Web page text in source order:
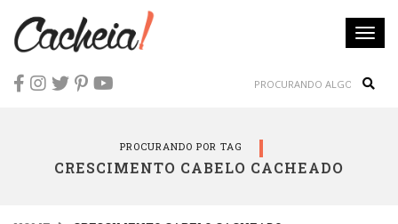
PROCURANDO POR TAG
CRESCIMENTO CABELO CACHEADO